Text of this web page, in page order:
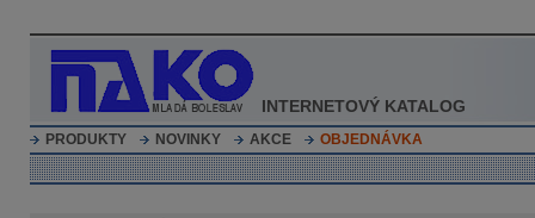
INTERNETOVÝ KATALOG
PRODUKTY NOVINKY AKCE OBJEDNÁVKA